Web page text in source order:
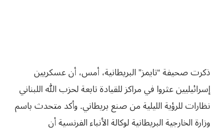
ذكرت صحيفة “تايمز” البريطانية، أمس، أن عسكريين
إسرائيليين عثروا في مراكز للقيادة تابعة لحزب الله اللبناني
نظارات للرؤية الليلية من صنع بريطاني. وأكد متحدث باسم
وزارة الخارجية البريطانية لوكالة الأنباء الفرنسية أن